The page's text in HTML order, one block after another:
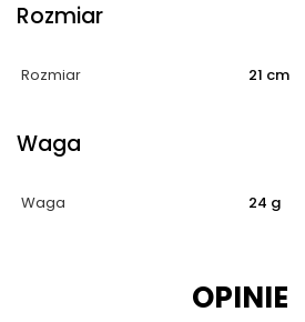
Rozmiar
Rozmiar 21 cm
Waga
Waga 24 g
OPINIE